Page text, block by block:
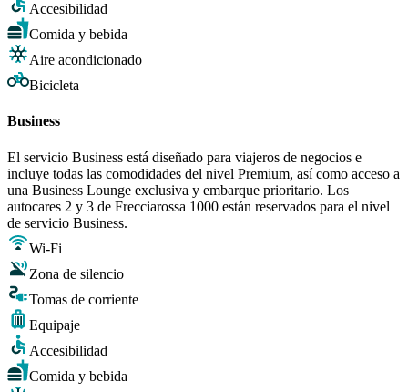
Accesibilidad
Comida y bebida
Aire acondicionado
Bicicleta
Business
El servicio Business está diseñado para viajeros de negocios e
incluye todas las comodidades del nivel Premium, así como acceso a
una Business Lounge exclusiva y embarque prioritario. Los
autocares 2 y 3 de Frecciarossa 1000 están reservados para el nivel
de servicio Business.
Wi-Fi
Zona de silencio
Tomas de corriente
Equipaje
Accesibilidad
Comida y bebida